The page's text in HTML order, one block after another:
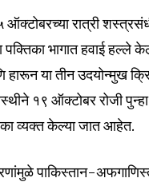
and
enter your email
below. Don't worry,
ऑक्टोबरच्या रात्री
पक्तिका भागात हवाई हल्ले
हारून या तीन उदयोन्मुख
१९ ऑक्टोबर रोजी
व्यक्त केल्या जात आहेत.
पाकिस्तान-